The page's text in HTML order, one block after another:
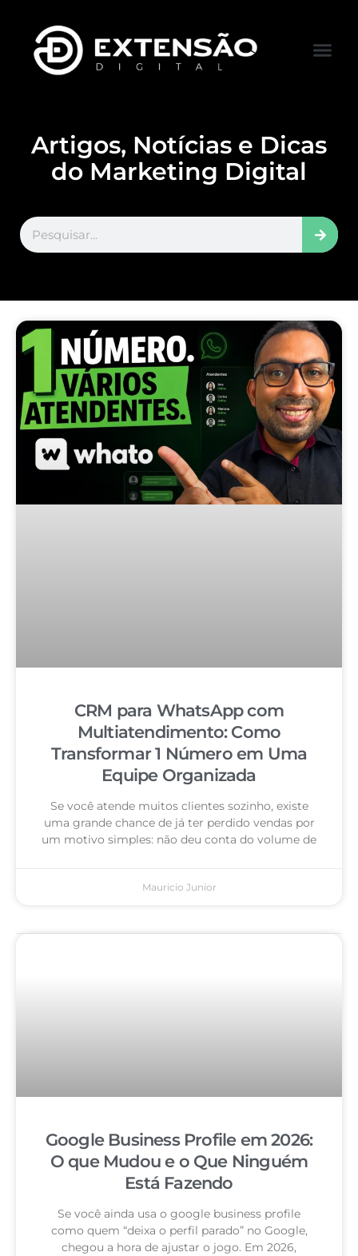
Artigos, Notícias e Dicas
do Marketing Digital
CRM para WhatsApp com
Multiatendimento: Como
Transformar 1 Número em Uma
Equipe Organizada
Se você atende muitos clientes sozinho, existe
uma grande chance de já ter perdido vendas por
um motivo simples: não deu conta do volume de
Mauricio Junior
Google Business Profile em 2026:
O que Mudou e o Que Ninguém
Está Fazendo
Se você ainda usa o google business profile
como quem “deixa o perfil parado” no Google,
chegou a hora de ajustar o jogo. Em 2026,